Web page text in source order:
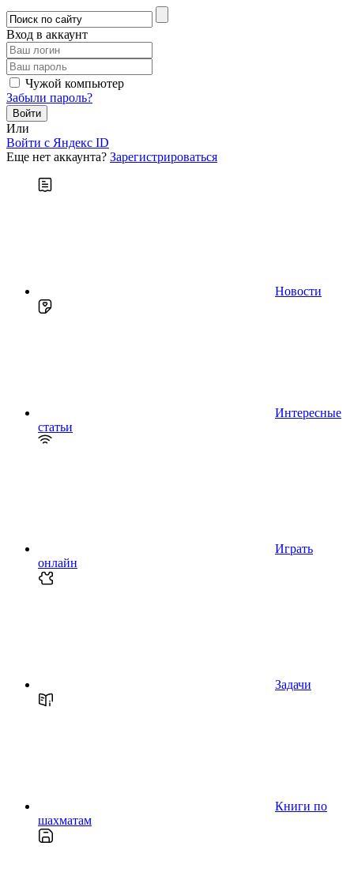
Вход в аккаунт
Чужой компьютер
Забыли пароль?
Или
Войти c Яндекс ID
Еще нет аккаунта? Зарегистрироваться
Новости
Интересные
статьи
Играть
онлайн
Задачи
Книги по
шахматам